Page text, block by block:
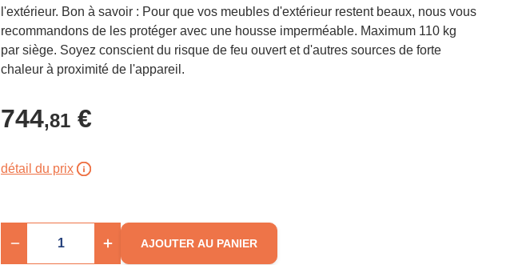
l'extérieur. Bon à savoir : Pour que vos meubles d'extérieur restent beaux, nous vous
recommandons de les protéger avec une housse imperméable. Maximum 110 kg
par siège. Soyez conscient du risque de feu ouvert et d'autres sources de forte
chaleur à proximité de l'appareil.
744,81 €
détail du prix
AJOUTER AU PANIER